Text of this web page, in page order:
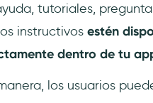
tutoriales,
instructivos estén
dentro de tu
los usuarios